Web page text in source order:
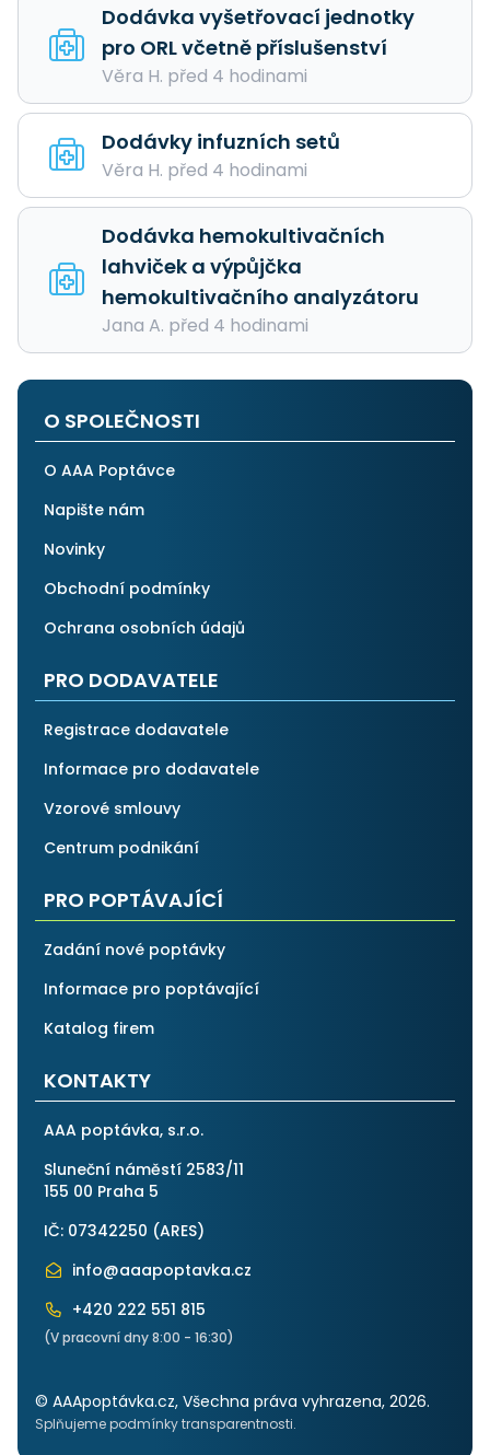
Dodávka vyšetřovací jednotky
pro ORL včetně příslušenství
Věra H. před 4 hodinami
Dodávky infuzních setů
Věra H. před 4 hodinami
Dodávka hemokultivačních
lahviček a výpůjčka
hemokultivačního analyzátoru
Jana A. před 4 hodinami
O SPOLEČNOSTI
O AAA Poptávce
Napište nám
Novinky
Obchodní podmínky
Ochrana osobních údajů
PRO DODAVATELE
Registrace dodavatele
Informace pro dodavatele
Vzorové smlouvy
Centrum podnikání
PRO POPTÁVAJÍCÍ
Zadání nové poptávky
Informace pro poptávající
Katalog firem
KONTAKTY
AAA poptávka, s.r.o.
Sluneční náměstí 2583/11
155 00 Praha 5
IČ: 07342250 (ARES)
info@aaapoptavka.cz
+420 222 551 815
(V pracovní dny 8:00 - 16:30)
© AAApoptávka.cz, Všechna práva vyhrazena, 2026.
Splňujeme podmínky transparentnosti.